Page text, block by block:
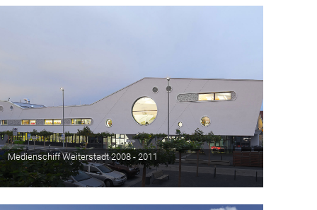
Medienschiff Weiterstadt 2008 - 2011